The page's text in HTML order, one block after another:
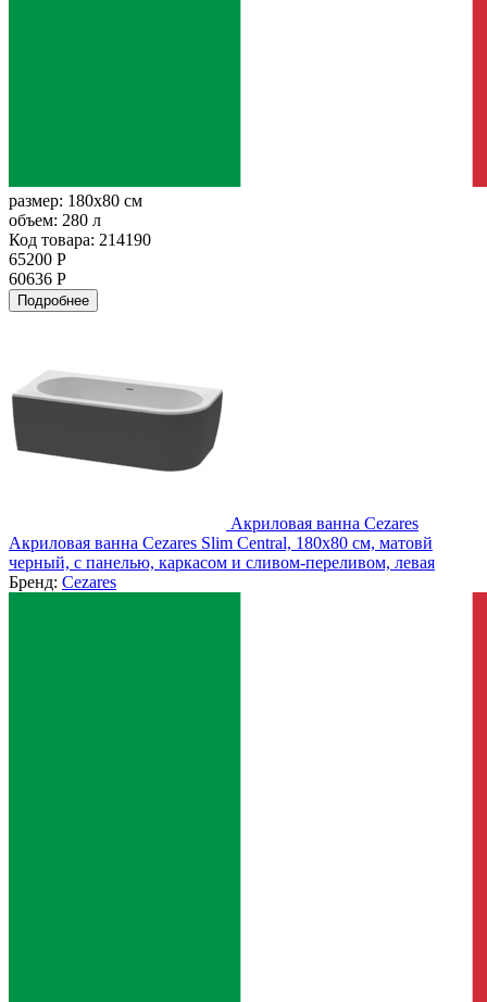
размер: 180x80 см
объем: 280 л
Код товара: 214190
65200 Р
60636 Р
Подробнее
Акриловая ванна Cezares
Акриловая ванна Cezares Slim Central, 180x80 см, матовй
черный, с панелью, каркасом и сливом-переливом, левая
Бренд: Cezares